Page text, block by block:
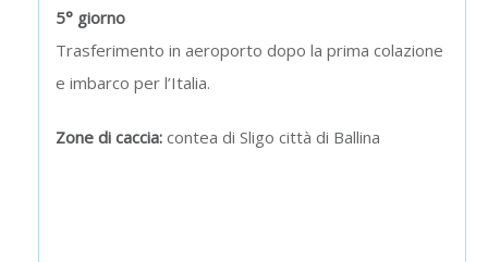
5° giorno
Trasferimento in aeroporto dopo la prima colazione
e imbarco per l’Italia.
Zone di caccia: contea di Sligo città di Ballina